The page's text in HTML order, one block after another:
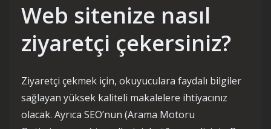
Web sitenize nasıl
ziyaretçi çekersiniz?
Ziyaretçi çekmek için, okuyuculara faydalı bilgiler
sağlayan yüksek kaliteli makalelere ihtiyacınız
olacak. Ayrıca SEO’nun (Arama Motoru